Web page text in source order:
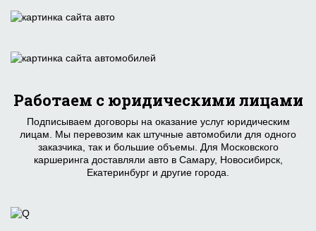
Работаем с юридическими лицами
Подписываем договоры на оказание услуг юридическим
лицам. Мы перевозим как штучные автомобили для одного
заказчика, так и большие объемы. Для Московского
каршеринга доставляли авто в Самару, Новосибирск,
Екатеринбург и другие города.